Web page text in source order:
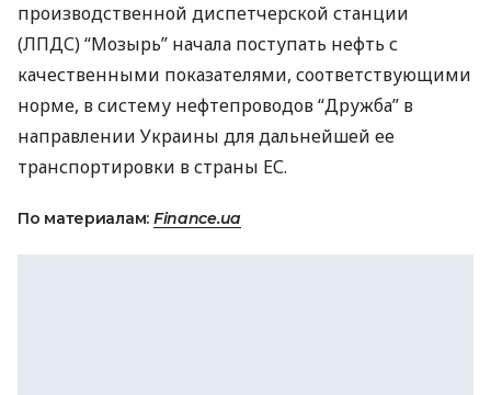
производственной диспетчерской станции
(ЛПДС) “Мозырь” начала поступать нефть с
качественными показателями, соответствующими
норме, в систему нефтепроводов “Дружба” в
направлении Украины для дальнейшей ее
транспортировки в страны ЕС.
По материалам: Finance.ua